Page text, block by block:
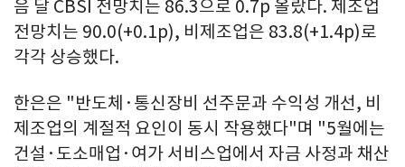
음 달 CBSI 전망치는 86.3으로 0.7p 올랐다. 제조업
전망치는 90.0(+0.1p), 비제조업은 83.8(+1.4p)로
각각 상승했다.
한은은 "반도체·통신장비 선주문과 수익성 개선, 비
제조업의 계절적 요인이 동시 작용했다"며 "5월에는
건설·도소매업·여가 서비스업에서 자금 사정과 채산